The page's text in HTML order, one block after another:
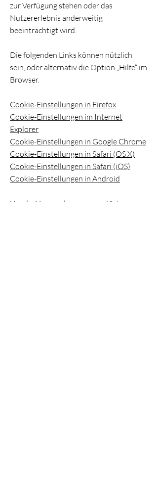
zur Verfügung stehen oder das
Nutzererlebnis anderweitig
beeinträchtigt wird.
Die folgenden Links können nützlich
sein, oder alternativ die Option „Hilfe“ im
Browser.
Cookie-Einstellungen in Firefox
Cookie-Einstellungen im Internet
Explorer
Cookie-Einstellungen in Google Chrome
Cookie-Einstellungen in Safari (OS X)
Cookie-Einstellungen in Safari (iOS)
Cookie-Einstellungen in Android
Um die Verwendung eigener Daten